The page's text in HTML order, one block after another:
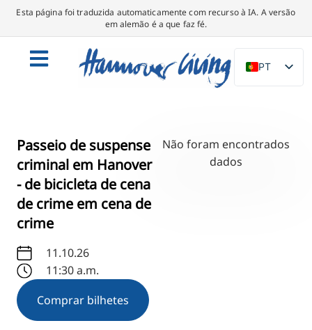
Esta página foi traduzida automaticamente com recurso à IA. A versão
em alemão é a que faz fé.
PT
DE
Passeio de suspense
criminal em Hanover
- de bicicleta de cena
de crime em cena de
crime
11.10.26
11:30 a.m.
Comprar bilhetes
Não foram encontrados
dados